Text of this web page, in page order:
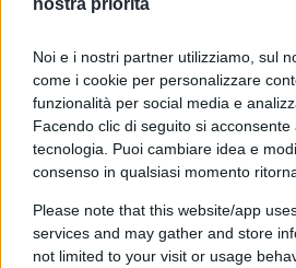
Noi e i nostri partner utilizziamo, sul
come i cookie per personalizzare
funzionalità per social media e
Facendo clic di seguito si acconsente
tecnologia. Puoi cambiare idea e
consenso in qualsiasi momento
Please note that this website/app
services and may gather and store
not limited to your visit or usage
Sul tema scottante del derby
Schengen per i viaggiatori
iberico, i cui controlli sono in
cittadini extracomunitari,
Meloni, rappresenta una
in qualche modo trova una
politica tutta interna all’area